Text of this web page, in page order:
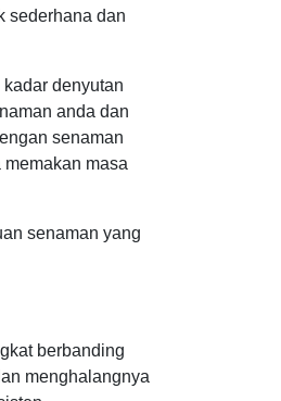
sederhana dan
denyutan
anda dan
senaman
masa
senaman yang
berbanding
menghalangnya